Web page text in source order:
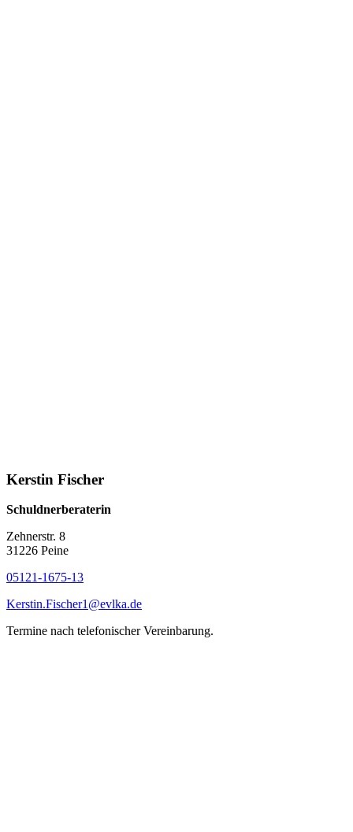
Kerstin Fischer
Schuldnerberaterin
Zehnerstr. 8
31226 Peine
05121-1675-13
Kerstin.Fischer1@evlka.de
Termine nach telefonischer Vereinbarung.